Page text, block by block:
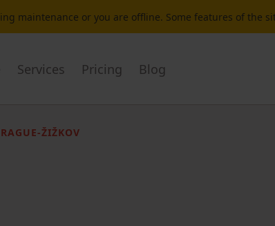
maintenance or you are offline. Some features of the
Services Pricing Blog
ŽIŽKOV